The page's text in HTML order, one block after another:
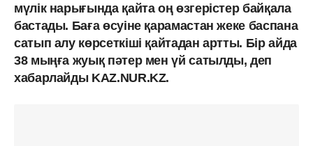
мүлік нарығында қайта оң өзгерістер байқала
бастады. Баға өсуіне қарамастан жеке баспана
сатып алу көрсеткіші қайтадан артты. Бір айда
38 мыңға жуық пәтер мен үй сатылды, деп
хабарлайды KAZ.NUR.KZ.